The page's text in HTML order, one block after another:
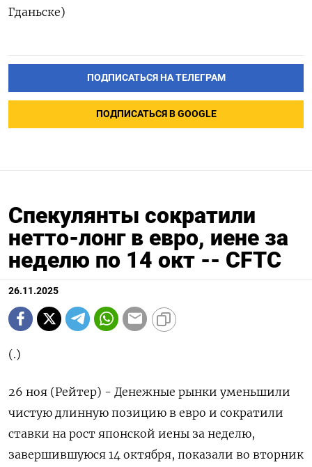
Гданьске)
ПОДПИСАТЬСЯ НА ТЕЛЕГРАМ
ПОДПИСАТЬСЯ В GOOGLE
Спекулянты сократили
нетто-лонг в евро, иене за
неделю по 14 окт -- CFTC
26.11.2025
(.)
26 ноя (Рейтер) - Денежные рынки уменьшили
чистую длинную позицию в евро и сократили
ставки на рост японской иены за неделю,
завершившуюся 14 октября, показали во вторник